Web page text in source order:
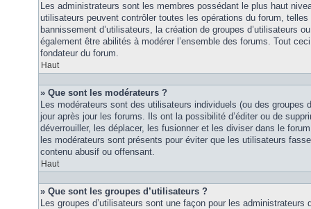
Les administrateurs sont les membres possédant le plus haut
utilisateurs peuvent contrôler toutes les opérations du forum,
bannissement d’utilisateurs, la création de groupes d’utilisateurs
également être abilités à modérer l’ensemble des forums. Tout
fondateur du forum.
Haut
» Que sont les modérateurs ?
Les modérateurs sont des utilisateurs individuels (ou des groupes
jour après jour les forums. Ils ont la possibilité d’éditer ou de
déverrouiller, les déplacer, les fusionner et les diviser dans le
les modérateurs sont présents pour éviter que les utilisateurs
contenu abusif ou offensant.
Haut
» Que sont les groupes d’utilisateurs ?
Les groupes d’utilisateurs sont une façon pour les administrateurs